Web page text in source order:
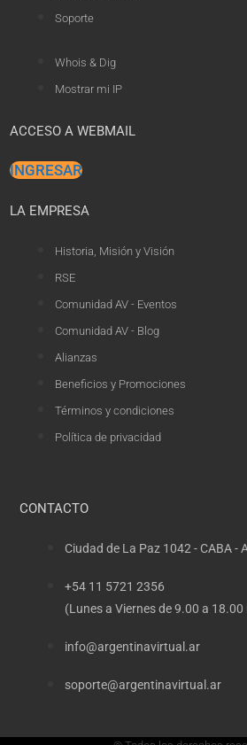
Soporte
Whois & Dig
Mostrar mi IP
ACCESO A WEBMAIL
INGRESAR
LA EMPRESA
Historia, Misión y Visión
RSE
Comunidad AV - Eventos
Comunidad AV - Blog
Alianzas
Beneficios y Promociones
Términos y condiciones
Política de privacidad
CONTACTO
Ciudad de La Paz 1042 - CABA -
+54 11 5721 2356
(Lunes a Viernes de 9.00 a 18.00
info@argentinavirtual.ar
soporte@argentinavirtual.ar